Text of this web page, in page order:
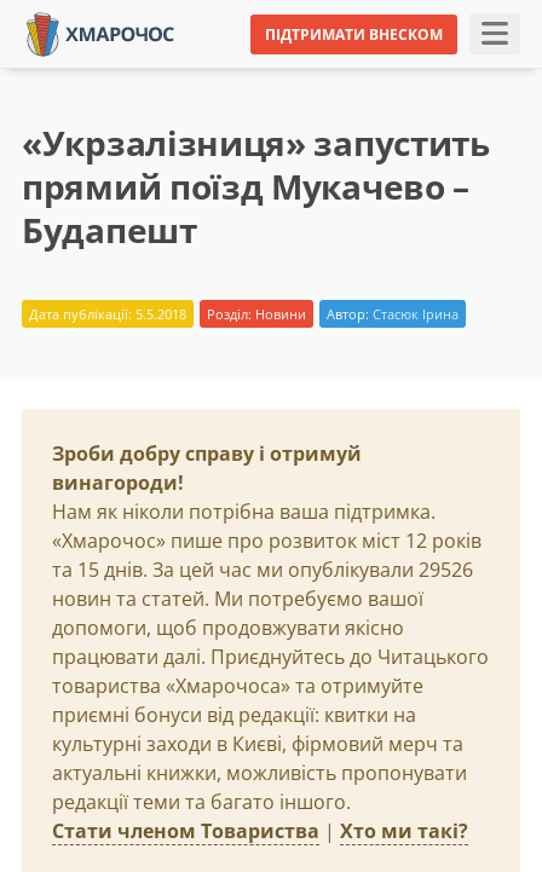
ПІДТРИМАТИ ВНЕСКОМ
«Укрзалізниця» запустить
прямий поїзд Мукачево –
Будапешт
Дата публікації: 5.5.2018 Розділ: Новини Автор: Стасюк Ірина
Зроби добру справу і отримуй
винагороди!
Нам як ніколи потрібна ваша підтримка.
«Хмарочос» пише про розвиток міст 12 років
та 15 днів. За цей час ми опублікували 29526
новин та статей. Ми потребуємо вашої
допомоги, щоб продовжувати якісно
працювати далі. Приєднуйтесь до Читацького
товариства «Хмарочоса» та отримуйте
приємні бонуси від редакції: квитки на
культурні заходи в Києві, фірмовий мерч та
актуальні книжки, можливість пропонувати
редакції теми та багато іншого.
Стати членом Товариства | Хто ми такі?